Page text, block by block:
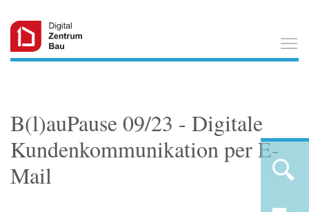
B(l)auPause 09/23 - Digitale
Kundenkommunikation per E-
Mail